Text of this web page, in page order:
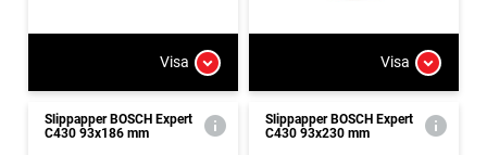
Visa Visa
Slippapper BOSCH Expert
C430 93x186 mm
Slippapper BOSCH Expert
C430 93x230 mm